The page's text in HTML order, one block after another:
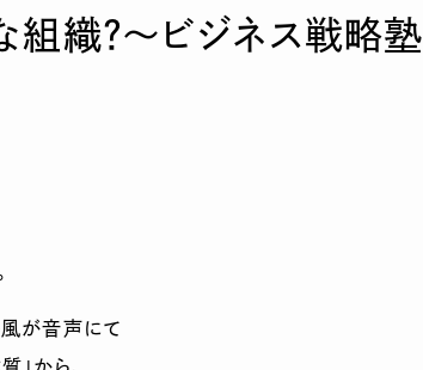
組織？〜ビジネス戦略塾
風が音声にて
から、